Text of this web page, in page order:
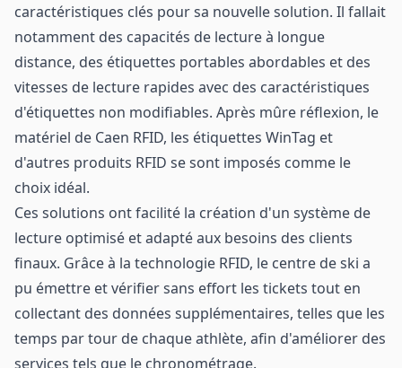
caractéristiques clés pour sa nouvelle solution. Il fallait
notamment des capacités de lecture à longue
distance, des étiquettes portables abordables et des
vitesses de lecture rapides avec des caractéristiques
d'étiquettes non modifiables. Après mûre réflexion, le
matériel de Caen RFID, les étiquettes WinTag et
d'autres produits RFID se sont imposés comme le
choix idéal.
Ces solutions ont facilité la création d'un système de
lecture optimisé et adapté aux besoins des clients
finaux. Grâce à la technologie RFID, le centre de ski a
pu émettre et vérifier sans effort les tickets tout en
collectant des données supplémentaires, telles que les
temps par tour de chaque athlète, afin d'améliorer des
services tels que le chronométrage.